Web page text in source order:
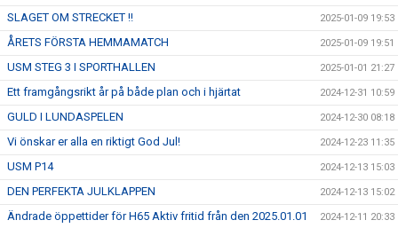
SLAGET OM STRECKET !! 2025-01-09 19:53
ÅRETS FÖRSTA HEMMAMATCH 2025-01-09 19:51
USM STEG 3 I SPORTHALLEN 2025-01-01 21:27
Ett framgångsrikt år på både plan och i hjärtat 2024-12-31 10:59
GULD I LUNDASPELEN 2024-12-30 08:18
Vi önskar er alla en riktigt God Jul! 2024-12-23 11:35
USM P14 2024-12-13 15:03
DEN PERFEKTA JULKLAPPEN 2024-12-13 15:02
Ändrade öppettider för H65 Aktiv fritid från den 2025.01.01 2024-12-11 20:33